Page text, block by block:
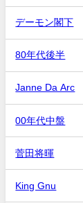
デーモン閣下
80年代後半
Janne Da Arc
00年代中盤
菅田将暉
King Gnu